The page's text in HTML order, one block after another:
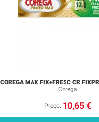
COREGA MAX FIX+FRESC CR
Corega
Preço: 10,65 €